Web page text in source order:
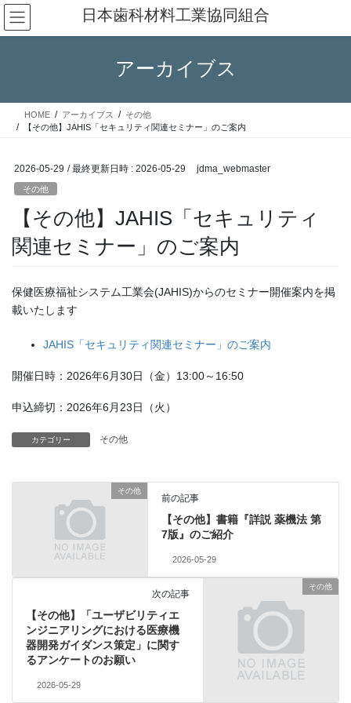
コ
ン
テ
ス
ナ
ビ
ゲ
ン
日本歯科材料工業協同組合
アーカイブス
HOME アーカイブス
その他
【その他】JAHIS「セキュリティ関連セミナー」のご案内
2026-05-29 / 最終更新日時 : 2026-05-29 jdma_webmaster
その他
【その他】JAHIS「セキュリティ
関連セミナー」のご案内
保健医療福祉システム工業会(JAHIS)からのセミナー開催案内を掲
載いたします
JAHIS「セキュリティ関連セミナー」のご案内
開催日時：2026年6月30日（金）13:00～16:50
申込締切：2026年6月23日（火）
カテゴリー その他
その他
前の記事
【その他】書籍『詳説 薬機法 第
7版』のご紹介
2026-05-29
その他
次の記事
【その他】「ユーザビリティエ
ンジニアリングにおける医療機
器開発ガイダンス策定」に関す
るアンケートのお願い
2026-05-29